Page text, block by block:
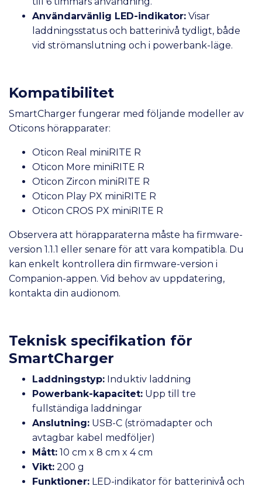
Användarvänlig LED-indikator: Visar
laddningsstatus och batterinivå tydligt, både
vid strömanslutning och i powerbank-läge.
Kompatibilitet
SmartCharger fungerar med följande modeller av
Oticons hörapparater:
Oticon Real miniRITE R
Oticon More miniRITE R
Oticon Zircon miniRITE R
Oticon Play PX miniRITE R
Oticon CROS PX miniRITE R
Observera att hörapparaterna måste ha firmware-
version 1.1.1 eller senare för att vara kompatibla. Du
kan enkelt kontrollera din firmware-version i
Companion-appen. Vid behov av uppdatering,
kontakta din audionom.
Teknisk specifikation för
SmartCharger
Laddningstyp: Induktiv laddning
Powerbank-kapacitet: Upp till tre
fullständiga laddningar
Anslutning: USB-C (strömadapter och
avtagbar kabel medföljer)
Mått: 10 cm x 8 cm x 4 cm
Vikt: 200 g
Funktioner: LED-indikator för batterinivå och